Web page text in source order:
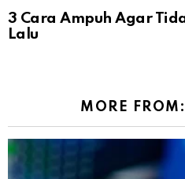
3 Cara Ampuh Agar
Lalu
MORE FROM: